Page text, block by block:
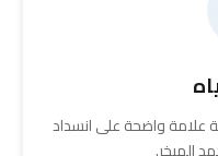
علامة واضحة على انسداد